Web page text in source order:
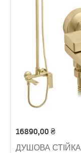
16890,00₴
ДУШОВА СТІЙКА